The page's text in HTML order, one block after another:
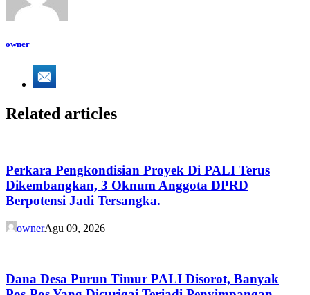
owner
Related articles
Perkara Pengkondisian Proyek Di PALI Terus
Dikembangkan, 3 Oknum Anggota DPRD
Berpotensi Jadi Tersangka.
ownerAgu 09, 2026
Dana Desa Purun Timur PALI Disorot, Banyak